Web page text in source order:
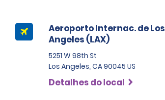
Aeroporto Internac. de Los
Angeles (LAX)
5251 W 98th St
Los Angeles, CA 90045 US
Detalhes do local